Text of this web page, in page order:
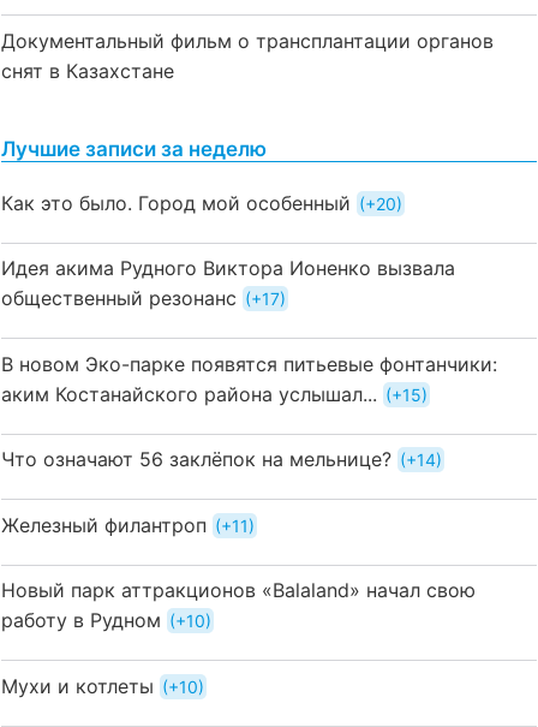
Документальный фильм о трансплантации органов
снят в Казахстане
Лучшие записи за неделю
Как это было. Город мой особенный +20
Идея акима Рудного Виктора Ионенко вызвала
общественный резонанс
+17
В новом Эко-парке появятся питьевые фонтанчики:
аким Костанайского района услышал...
+15
Что означают 56 заклёпок на мельнице? +14
Железный филантроп +11
Новый парк аттракционов «Balaland» начал свою
работу в Рудном
+10
Мухи и котлеты +10